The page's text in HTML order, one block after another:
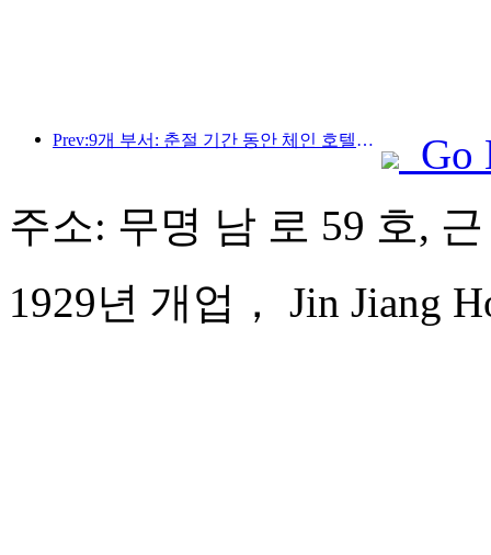
Prev:9개 부서: 춘절 기간 동안 체인 호텔과 부티크 숙박 시설에서 우대 혜택을 제공합니다.
Go
주소: 무명 남 로 59 호,
1929년 개업， Jin Jiang